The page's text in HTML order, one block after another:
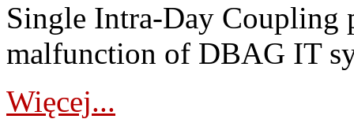
Single Intra-Day Coupling
malfunction of DBAG IT
Więcej...